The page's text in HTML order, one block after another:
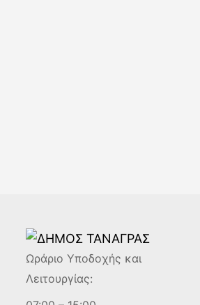
Ωράριο Υποδοχής και
Λειτουργίας: